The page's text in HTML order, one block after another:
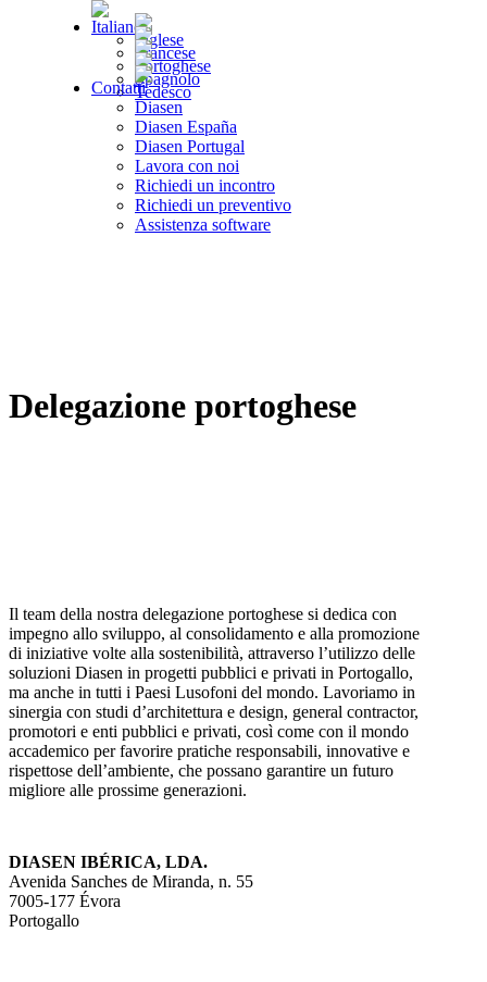
Contatti
Diasen
Diasen España
Diasen Portugal
Lavora con noi
Richiedi un incontro
Richiedi un preventivo
Assistenza software
Delegazione portoghese
Il team della nostra delegazione portoghese si dedica con
impegno allo sviluppo, al consolidamento e alla promozione
di iniziative volte alla sostenibilità, attraverso l’utilizzo delle
soluzioni Diasen in progetti pubblici e privati in Portogallo,
ma anche in tutti i Paesi Lusofoni del mondo. Lavoriamo in
sinergia con studi d’architettura e design, general contractor,
promotori e enti pubblici e privati, così come con il mondo
accademico per favorire pratiche responsabili, innovative e
rispettose dell’ambiente, che possano garantire un futuro
migliore alle prossime generazioni.
DIASEN IBÉRICA, LDA.
Avenida Sanches de Miranda, n. 55
7005-177 Évora
Portogallo